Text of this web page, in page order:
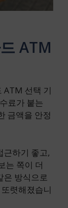
ATM
ATM 선택 기
료가 붙는
금액을 안정
근하기 좋고,
는 쪽이 더
은 방식으로
렷해졌습니